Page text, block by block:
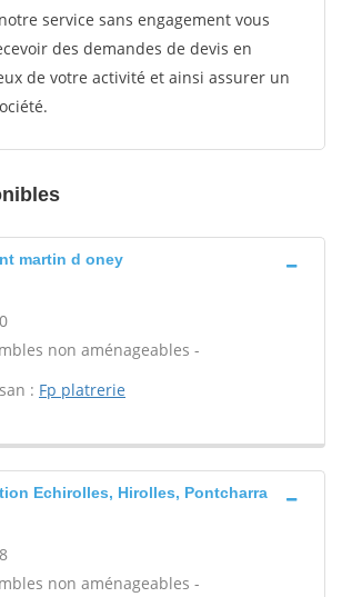
service sans engagement vous
des demandes de devis en
de votre activité et ainsi assurer un
martin d oney
non aménageables -
: Fp platrerie
Echirolles, Hirolles, Pontcharra
non aménageables -